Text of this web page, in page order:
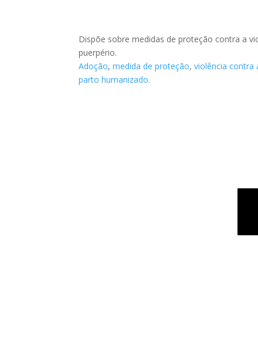
Dispõe sobre medidas de proteção contra a
puerpério.
Adoção,medida de proteção,violência contra
parto humanizado.